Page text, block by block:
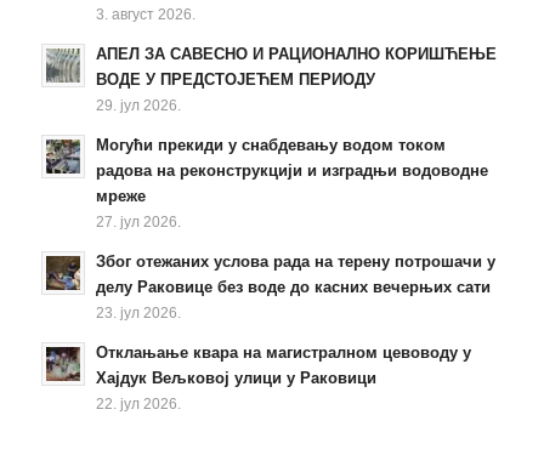
3. август 2026.
АПЕЛ ЗА САВЕСНО И РАЦИОНАЛНО КОРИШЋЕЊЕ
ВОДЕ У ПРЕДСТОЈЕЋЕМ ПЕРИОДУ
29. јул 2026.
Могући прекиди у снабдевању водом током
радова на реконструкцији и изградњи водоводне
мреже
27. јул 2026.
Због отежаних услова рада на терену потрошачи у
делу Раковице без воде до касних вечерњих сати
23. јул 2026.
Отклањање квара на магистралном цевоводу у
Хајдук Вељковој улици у Раковици
22. јул 2026.